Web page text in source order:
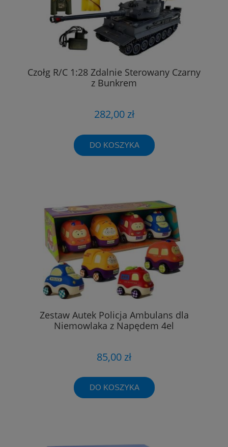
Czołg R/C 1:28 Zdalnie Sterowany Czarny
z Bunkrem
282,00 zł
DO KOSZYKA
Zestaw Autek Policja Ambulans dla
Niemowlaka z Napędem 4el
85,00 zł
DO KOSZYKA